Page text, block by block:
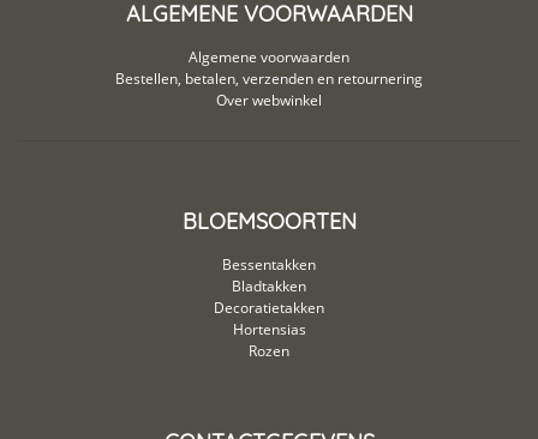
ALGEMENE VOORWAARDEN
Algemene voorwaarden
Bestellen, betalen, verzenden en retournering
Over webwinkel
BLOEMSOORTEN
Bessentakken
Bladtakken
Decoratietakken
Hortensias
Rozen